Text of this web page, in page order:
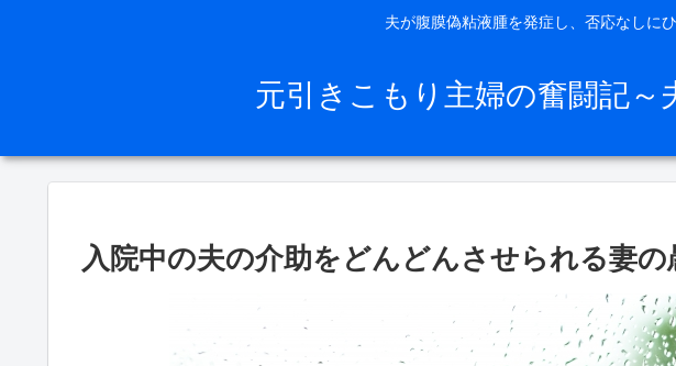
夫が腹膜偽粘液腫を発症し、否応なしに
元引きこもり主婦の奮闘記～
入院中の夫の介助をどんどんさせられる妻の